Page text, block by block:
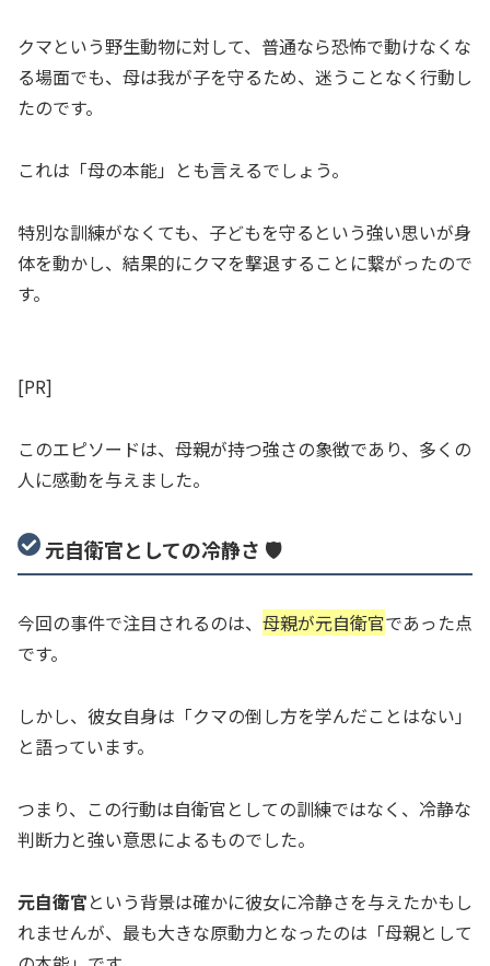
クマという野生動物に対して、普通なら恐怖で動けなくな
る場面でも、母は我が子を守るため、迷うことなく行動し
たのです。
これは「母の本能」とも言えるでしょう。
特別な訓練がなくても、子どもを守るという強い思いが身
体を動かし、結果的にクマを撃退することに繋がったので
す。
[PR]
このエピソードは、母親が持つ強さの象徴であり、多くの
人に感動を与えました。
元自衛官としての冷静さ 🛡️
今回の事件で注目されるのは、 母親が元自衛官であった点
です。
しかし、彼女自身は「クマの倒し方を学んだことはない」
と語っています。
つまり、この行動は自衛官としての訓練ではなく、冷静な
判断力と強い意思によるものでした。
元自衛官という背景は確かに彼女に冷静さを与えたかもし
れませんが、最も大きな原動力となったのは「母親として